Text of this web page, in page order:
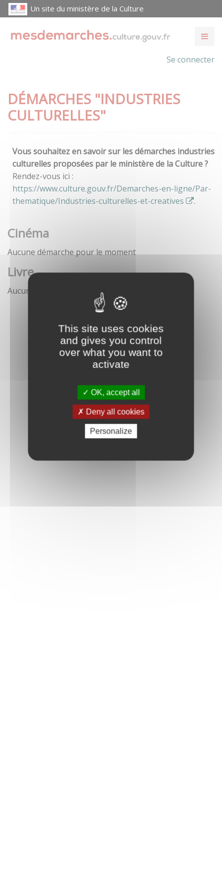
This site uses cookies
and gives you control
over what you want to
activate
OK, accept all
Deny all cookies
Personalize
Un site du ministère de la Culture
Se connecter
DÉMARCHES "INDUSTRIES
CULTURELLES"
Vous souhaitez en savoir sur les démarches industries
culturelles proposées par le ministère de la Culture ?
Rendez-vous ici :
https://www.culture.gouv.fr/Demarches-en-ligne/Par-
thematique/Industries-culturelles-et-creatives
.
Cinéma
Aucune démarche pour le moment
Livre
Aucune démarche pour le moment